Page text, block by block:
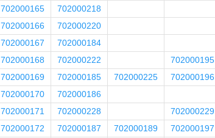
702000165
702000218
702000166
702000220
702000167
702000184
702000168 702000222
702000195
702000169 702000185 702000225 702000196
702000170
702000186
702000171 702000228
702000229
702000172 702000187 702000189 702000197